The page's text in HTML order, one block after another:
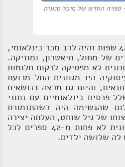
ספרה החדש של מיכל סנונית
"ציפור הנפש" תורגם ל-44 שפות והיה לרב מכר בינלאומי,
של מחול, תיאטרון, ומוזיקה.
לא מפסיקה לרקום חלומות
היו מגוונים החל מרועת
והיום גם מרצה בנושאים
פרסים בינלאומיים עם נתוני
שהגשימה היה כשהתזמורת
של גיל שוחט, העלתה יצירה
שלה. עד היום כתבה סנונית לא פחות מ-42 ספרים לכל
לה שלושה ילדים.